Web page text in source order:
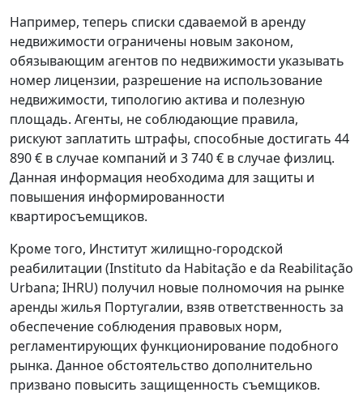
Например, теперь списки сдаваемой в аренду
недвижимости ограничены новым законом,
обязывающим агентов по недвижимости указывать
номер лицензии, разрешение на использование
недвижимости, типологию актива и полезную
площадь. Агенты, не соблюдающие правила,
рискуют заплатить штрафы, способные достигать 44
890 € в случае компаний и 3 740 € в случае физлиц.
Данная информация необходима для защиты и
повышения информированности
квартиросъемщиков.
Кроме того, Институт жилищно-городской
реабилитации (Instituto da Habitação e da Reabilitação
Urbana; IHRU) получил новые полномочия на рынке
аренды жилья Португалии, взяв ответственность за
обеспечение соблюдения правовых норм,
регламентирующих функционирование подобного
рынка. Данное обстоятельство дополнительно
призвано повысить защищенность съемщиков.